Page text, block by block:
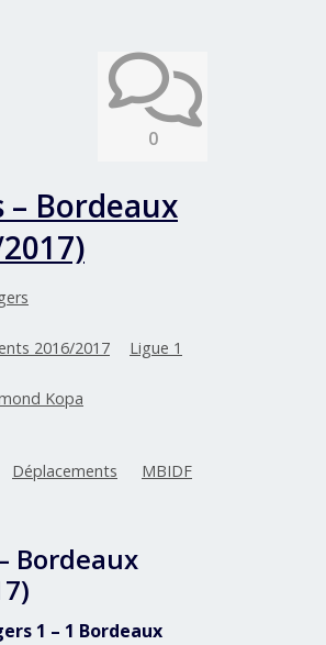
0
– Bordeaux
2016/2017 Ligue 1
Kopa
Déplacements MBIDF
Bordeaux
1 – 1 Bordeaux